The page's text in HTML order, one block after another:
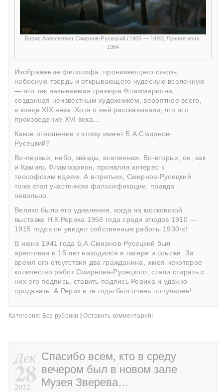
Борис Алексеевич Смирнов-Русецкий (1905 — 1993) Лунная ночь.
1964
Изображение философа, проникающего сквозь
небесную твердь и открывающего чудесную вселенную
— это так называемая гравюра Фламмариона,
созданная неизвестным художником, вероятнее всего,
в конце ХIX века. Хотя о ней рассказывали, что это
произведение XVI века…
Какое отношение к этому имеет Б.А.Смирнов-
Русецкий?
Во-первых, небо, звёзды, вселенная. Во-вторых, он, как
и Камиль Фламмарион, проявлял интерес к
теософским идеям. А в-третьих, Смирнов-Русецкий
тоже стал участником фальсификации, правда
невольно.
Велико было его удивление, когда на московской
выставке Н.К.Рериха 1958 года среди этюдов 1910 —
1915 годов он увидел собственные работы 1930-х!
В июне 1941 года Б.А.Смирнов-Русецкий был
арестован и 15 лет находился в лагере и ссылке. За
время его отсутствия два гражданина, имея некоторое
количество работ Смирнова-Русецкого, стали стирать с
них его подпись, ставить подпись Рериха и удачно
продавать. А Рерих в те годы был очень популярен!
Категория: Без рубрики | Оставить комментарий!
Дек
28
2022
Спасибо всем, кто в среду
вечером был в новом зале
Музея Зверева…